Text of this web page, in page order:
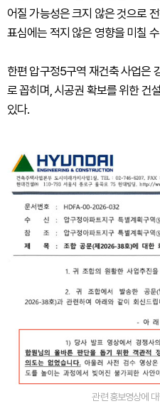
어질 가능성은 크지 않은 것으로
표심에는 적지 않은 영향을 미칠
한편 압구정5구역 재건축 사업은
로 꼽히며, 시공권 확보를 위한 건
있다.
관련 홍보영상에